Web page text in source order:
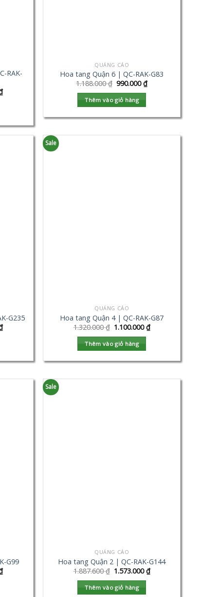
RAK-
QUẢNG CÁO
Hoa tang Quận 6 | QC-RAK-G83
1.188.000₫ 990.000₫
Thêm vào giỏ hàng
G235
Sale
QUẢNG CÁO
Hoa tang Quận 4 | QC-RAK-G87
1.320.000₫ 1.100.000₫
Thêm vào giỏ hàng
G99
Sale
QUẢNG CÁO
Hoa tang Quận 2 | QC-RAK-G144
1.887.600₫ 1.573.000₫
Thêm vào giỏ hàng